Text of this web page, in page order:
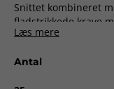
Snittet kombineret
fladstrikkede krave
klar favorit.
Fladstrikket krave
Læs mere
Antal